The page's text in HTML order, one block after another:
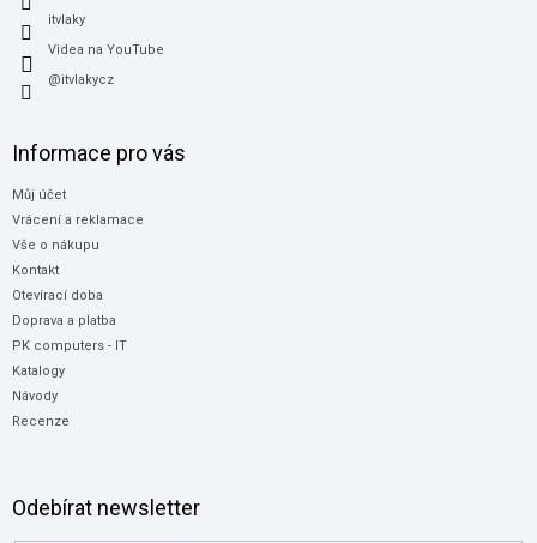
itvlaky
Videa na YouTube
@itvlakycz
Informace pro vás
Můj účet
Vrácení a reklamace
Vše o nákupu
Kontakt
Otevírací doba
Doprava a platba
PK computers - IT
Katalogy
Návody
Recenze
Odebírat newsletter